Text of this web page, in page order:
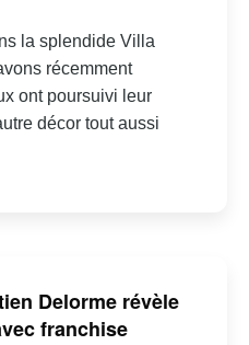
la splendide Villa
récemment
ont poursuivi leur
décor tout aussi
Delorme révèle
franchise